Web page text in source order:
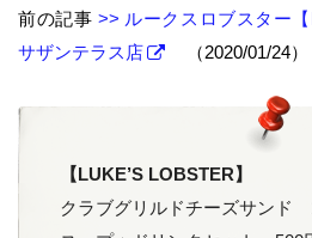
前の記事 >> ルークスロブスター
サザンテラス店
（2020/01/24）
【LUKE’S LOBSTER】
クラブグリルドチーズサンド